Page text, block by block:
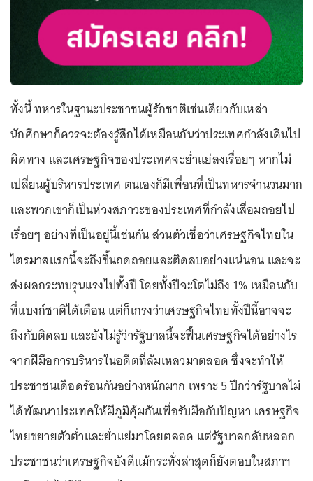
ทั้งนี้ ทหารในฐานะประชาชนผู้รักชาติเช่นเดียวกับเหล่า
นักศึกษาก็ควรจะต้องรู้สึกได้เหมือนกันว่าประเทศกำลังเดินไป
ผิดทาง และเศรษฐกิจของประเทศจะย่ำแย่ลงเรื่อยๆ หากไม่
เปลี่ยนผู้บริหารประเทศ ตนเองก็มีเพื่อนที่เป็นทหารจำนวนมาก
และพวกเขาก็เป็นห่วงสภาวะของประเทศที่กำลังเสื่อมถอยไป
เรื่อยๆ อย่างที่เป็นอยู่นี้เช่นกัน ส่วนตัวเชื่อว่าเศรษฐกิจไทยใน
ไตรมาสแรกนี้จะถึงขึ้นถดถอยและติดลบอย่างแน่นอน และจะ
ส่งผลกระทบรุนแรงไปทั้งปี โดยทั้งปีจะโตไม่ถึง 1% เหมือนกับ
ที่แบงก์ชาติได้เตือน แต่ก็เกรงว่าเศรษฐกิจไทยทั้งปีนี้อาจจะ
ถึงกับติดลบ และยังไม่รู้ว่ารัฐบาลนี้จะฟื้นเศรษฐกิจได้อย่างไร
จากฝีมือการบริหารในอดีตที่ล้มเหลวมาตลอด ซึ่งจะทำให้
ประชาชนเดือดร้อนกันอย่างหนักมาก เพราะ 5 ปีกว่ารัฐบาลไม่
ได้พัฒนาประเทศให้มีภูมิคุ้มกันเพื่อรับมือกับปัญหา เศรษฐกิจ
ไทยขยายตัวต่ำและย่ำแย่มาโดยตลอด แต่รัฐบาลกลับหลอก
ประชาชนว่าเศรษฐกิจยังดีแม้กระทั่งล่าสุดก็ยังตอบในสภาฯ